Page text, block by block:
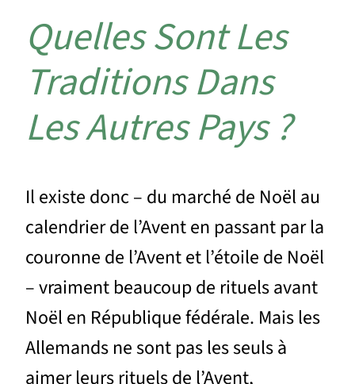
Quelles Sont Les
Traditions Dans
Les Autres Pays ?
Il existe donc – du marché de Noël au
calendrier de l’Avent en passant par la
couronne de l’Avent et l’étoile de Noël
– vraiment beaucoup de rituels avant
Noël en République fédérale. Mais les
Allemands ne sont pas les seuls à
aimer leurs rituels de l’Avent,